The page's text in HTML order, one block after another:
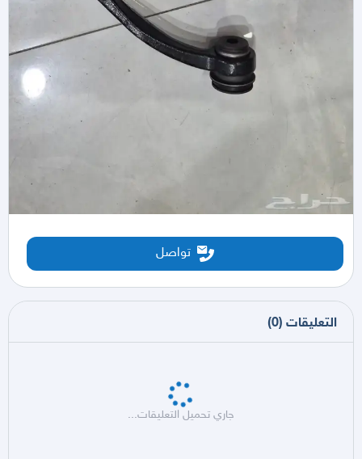
تواصل
التعليقات (
0
)
جاري تحميل التعليقات...